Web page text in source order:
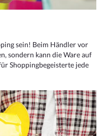
sein! Beim Händler vor
sondern kann die Ware auf
Shoppingbegeisterte jede